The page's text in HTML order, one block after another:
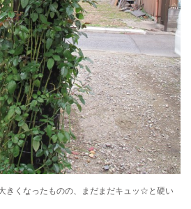
きくなったものの、まだまだキュッ☆と硬い